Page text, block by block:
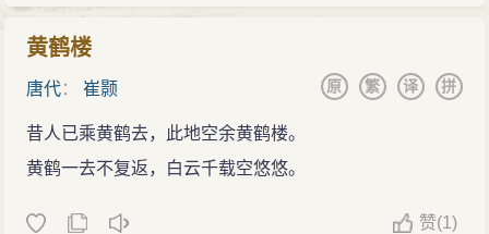
黄鹤楼
唐代：崔颢 拼
译
繁
原
昔人已乘黄鹤去，此地空余黄鹤楼。
黄鹤一去不复返，白云千载空悠悠。
赞(1)